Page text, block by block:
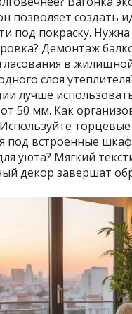
позволяет создать
под покраску. Нужна
Демонтаж
в
слоя
лучше
50 мм. Как
торцевые
под встроенные
уюта? Мягкий
декор завершат